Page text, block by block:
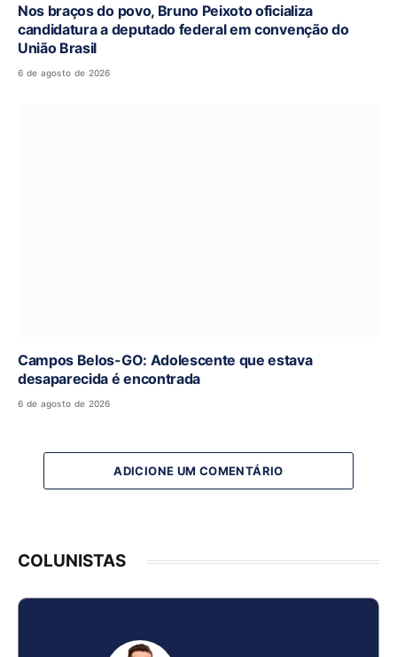
Nos braços do povo, Bruno Peixoto oficializa
candidatura a deputado federal em convenção do
União Brasil
6 de agosto de 2026
Campos Belos-GO: Adolescente que estava
desaparecida é encontrada
6 de agosto de 2026
ADICIONE UM COMENTÁRIO
COLUNISTAS